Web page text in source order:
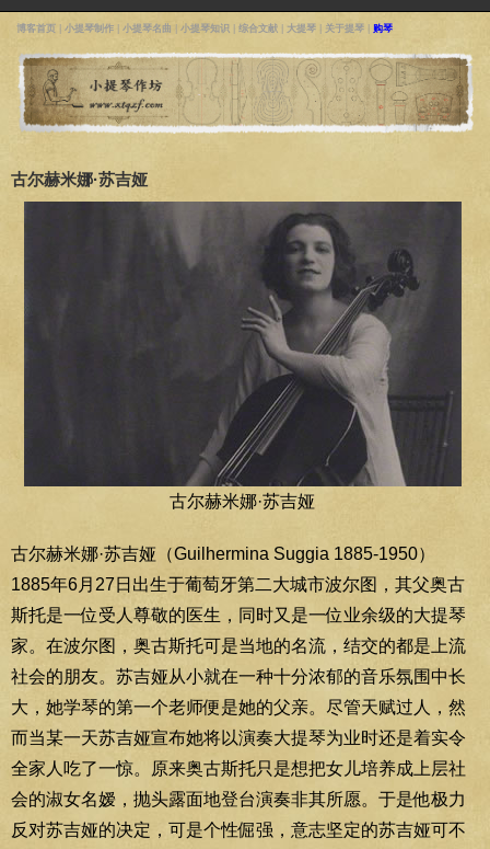
博客首页 小提琴制作 小提琴名曲 小提琴知识 综合文献 大提琴 关于提琴 购琴
古尔赫米娜·苏吉娅
古尔赫米娜·苏吉娅
古尔赫米娜·苏吉娅（Guilhermina Suggia 1885-1950）
1885年6月27日出生于葡萄牙第二大城市波尔图，其父奥古
斯托是一位受人尊敬的医生，同时又是一位业余级的大提琴
家。在波尔图，奥古斯托可是当地的名流，结交的都是上流
社会的朋友。苏吉娅从小就在一种十分浓郁的音乐氛围中长
大，她学琴的第一个老师便是她的父亲。尽管天赋过人，然
而当某一天苏吉娅宣布她将以演奏大提琴为业时还是着实令
全家人吃了一惊。原来奥古斯托只是想把女儿培养成上层社
会的淑女名嫒，抛头露面地登台演奏非其所愿。于是他极力
反对苏吉娅的决定，可是个性倔强，意志坚定的苏吉娅可不